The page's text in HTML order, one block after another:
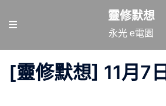
要
靈修默想
永光 e電園
[靈修默想] 11月7日